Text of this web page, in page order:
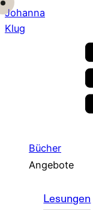
Johanna
Klug
Bücher
Angebote
Lesungen